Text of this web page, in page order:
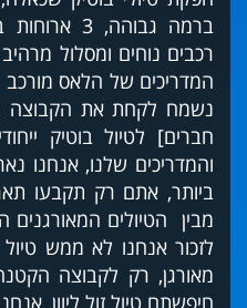
ברמה
רכבים נוחים ומסלול מרהיב
המדריכים של הלאס מורכב
נשמח לקחת את הקבוצה
חברים] לטיול בוטיק
והמדריכים שלנו, אנחנו
ביותר, אתם רק תקבעו
מבין הטיולים המאורגנים
לזכור אנחנו לא ממש טיול
מאורגן, רק לקבוצה
חיפשתם טיול זול ליוון,